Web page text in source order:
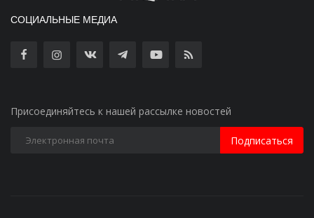
СОЦИАЛЬНЫЕ МЕДИА
Присоединяйтесь к нашей рассылке новостей
Подписаться